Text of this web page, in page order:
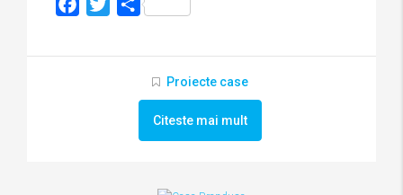
Facebook
TwitterPartajează
Proiecte case
Citeste mai mult